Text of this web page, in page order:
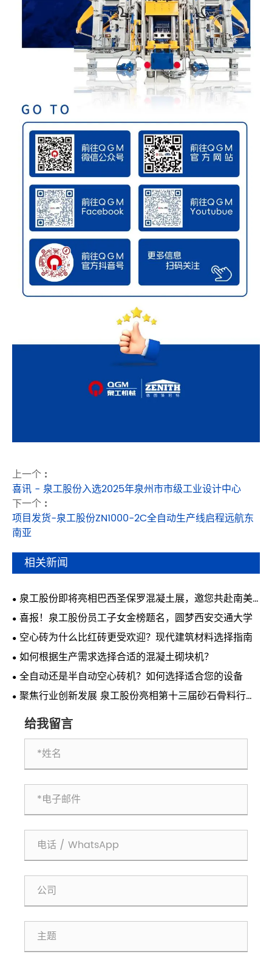
上一个 :
喜讯 - 泉工股份入选2025年泉州市市级工业设计中心
下一个 :
项目发货-泉工股份ZN1000-2C全自动生产线启程远航东
南亚
相关新闻
泉工股份即将亮相巴西圣保罗混凝土展，邀您共赴南美
行业盛会
喜报！泉工股份员工子女金榜题名，圆梦西安交通大学
空心砖为什么比红砖更受欢迎？现代建筑材料选择指南
如何根据生产需求选择合适的混凝土砌块机？
全自动还是半自动空心砖机？如何选择适合您的设备
聚焦行业创新发展 泉工股份亮相第十三届砂石骨料行业
给我留言